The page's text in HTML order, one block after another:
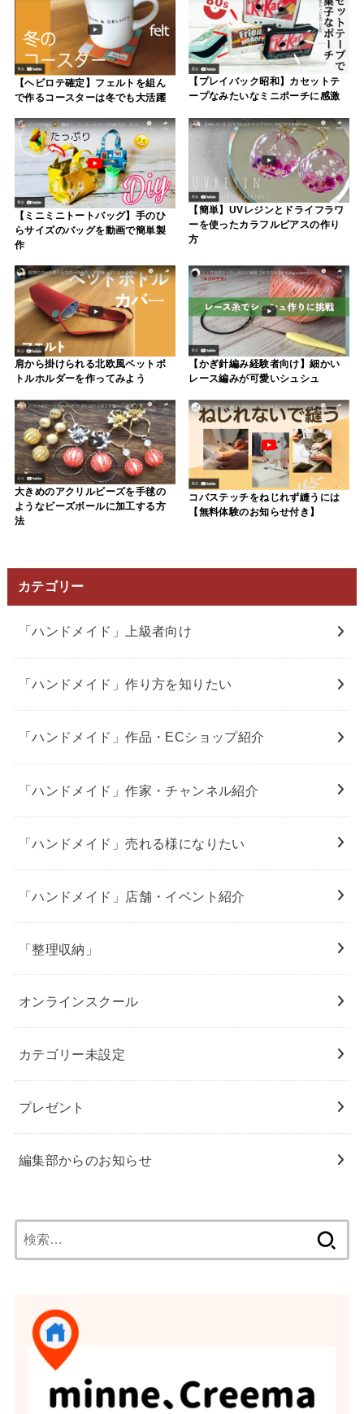
【ヘビロテ確定】フェルトを組ん
で作るコースターは冬でも大活躍
【プレイバック昭和】カセットテ
ープなみたいなミニポーチに感激
【ミニミニトートバッグ】手のひ
らサイズのバッグを動画で簡単製
作
【簡単】UVレジンとドライフラワ
ーを使ったカラフルピアスの作り
方
肩から掛けられる北欧風ペットボ
トルホルダーを作ってみよう
【かぎ針編み経験者向け】細かい
レース編みが可愛いシュシュ
大きめのアクリルビーズを手毬の
ようなビーズボールに加工する方
法
コバステッチをねじれず縫うには
【無料体験のお知らせ付き】
カテゴリー
「ハンドメイド」上級者向け
「ハンドメイド」作り方を知りたい
「ハンドメイド」作品・ECショップ紹介
「ハンドメイド」作家・チャンネル紹介
「ハンドメイド」売れる様になりたい
「ハンドメイド」店舗・イベント紹介
「整理収納」
オンラインスクール
カテゴリー未設定
プレゼント
編集部からのお知らせ
索: